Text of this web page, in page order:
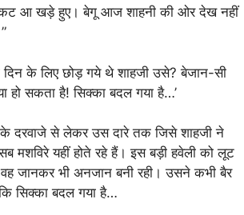
आ खड़े हुए। बेगू आज शाहनी की ओर देख नहीं
के लिए छोड़ गये थे शाहजी उसे? बेजान-सी
हो सकता है! सिक्का बदल गया है…’
के दरवाजे से लेकर उस दारे तक जिसे शाहजी ने
यहीं होते रहे हैं। इस बड़ी हवेली को लूट
जानकर भी अनजान बनी रही। उसने कभी बैर
सिक्का बदल गया है…